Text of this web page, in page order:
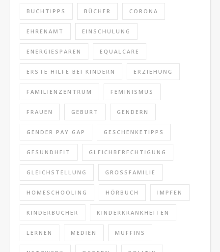
BUCHTIPPS BÜCHER CORONA
EHRENAMT EINSCHULUNG
ENERGIESPAREN EQUALCARE
ERSTE HILFE BEI KINDERN ERZIEHUNG
FAMILIENZENTRUM FEMINISMUS
FRAUEN GEBURT GENDERN
GENDER PAY GAP GESCHENKETIPPS
GESUNDHEIT GLEICHBERECHTIGUNG
GLEICHSTELLUNG GROSSFAMILIE
HOMESCHOOLING HÖRBUCH IMPFEN
KINDERBÜCHER KINDERKRANKHEITEN
LERNEN MEDIEN MUFFINS